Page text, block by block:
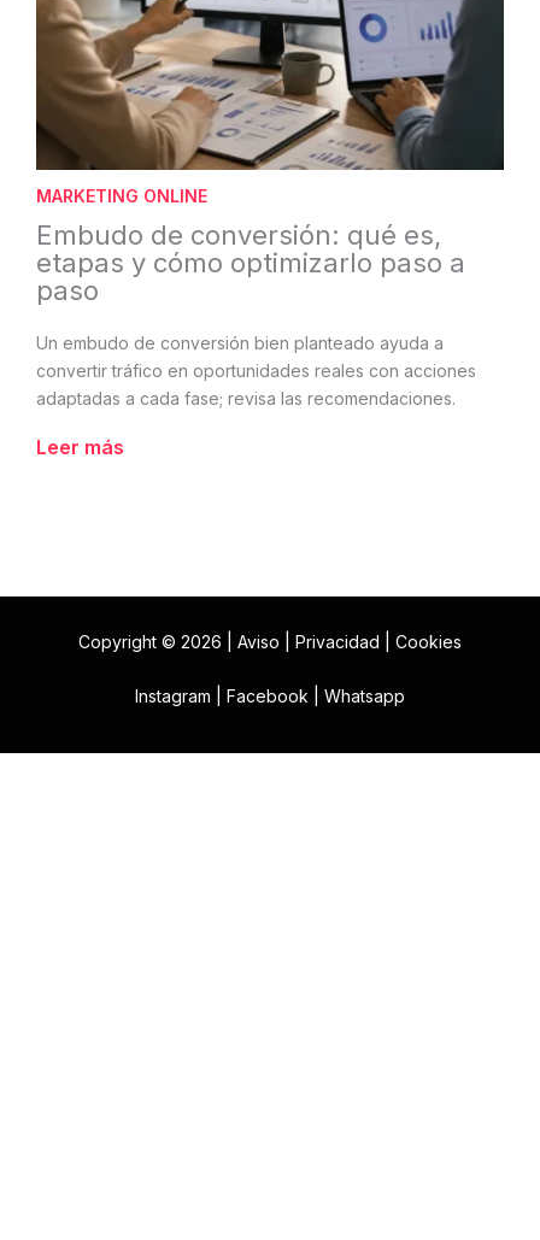
MARKETING ONLINE
Embudo de conversión: qué es,
etapas y cómo optimizarlo paso a
paso
Un embudo de conversión bien planteado ayuda a
convertir tráfico en oportunidades reales con acciones
adaptadas a cada fase; revisa las recomendaciones.
Leer más
Copyright © 2026 | Aviso Privacidad Cookies
Instagram Facebook Whatsapp